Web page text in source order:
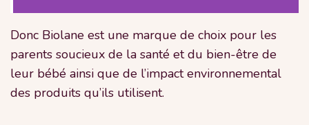
Donc Biolane est une marque de choix pour les
parents soucieux de la santé et du bien-être de
leur bébé ainsi que de l’impact environnemental
des produits qu’ils utilisent.